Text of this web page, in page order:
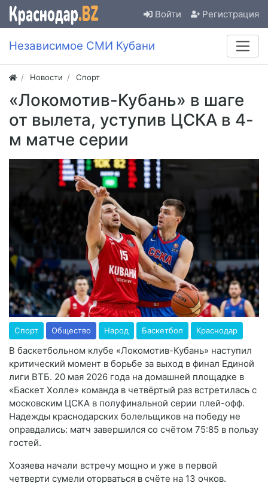
Войти Регистрация
Независимое СМИ Кубани
Новости Спорт
«Локомотив-Кубань» в шаге
от вылета, уступив ЦСКА в 4-
м матче серии
Спорт Общество Народ Баскетбол Краснодар
В баскетбольном клубе «Локомотив-Кубань» наступил
критический момент в борьбе за выход в финал Единой
лиги ВТБ. 20 мая 2026 года на домашней площадке в
«Баскет Холле» команда в четвёртый раз встретилась с
московским ЦСКА в полуфинальной серии плей-офф.
Надежды краснодарских болельщиков на победу не
оправдались: матч завершился со счётом 75:85 в пользу
гостей.
Хозяева начали встречу мощно и уже в первой
четверти сумели оторваться в счёте на 13 очков.